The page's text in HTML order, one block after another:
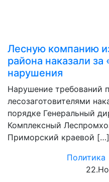
Лесную компанию
района наказали за
нарушения
Нарушение требований
лесозаготовителями
порядке Генеральный
Комплексный
Приморский краевой […]
Политика